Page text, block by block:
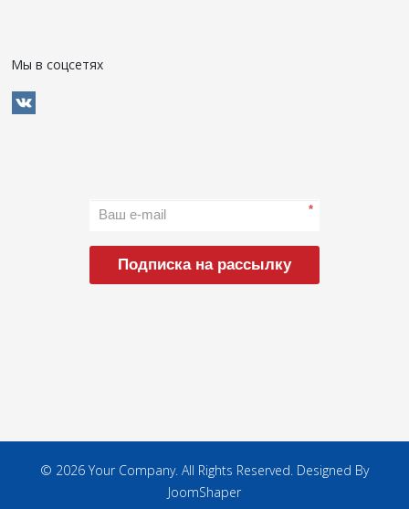
Мы в соцсетях
*
Подписка на рассылку
© 2026 Your Company. All Rights Reserved. Designed By
JoomShaper